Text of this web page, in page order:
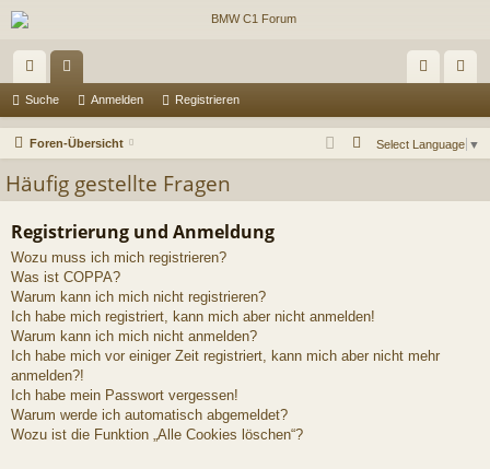
ch
ne
ug
riff
en m
de
ist
re
Suche Anmelden Registrieren
Foren-Übersicht Select Language ▼
Häufig gestellte Fragen
Registrierung und Anmeldung
Wozu muss ich mich registrieren?
Was ist COPPA?
Warum kann ich mich nicht registrieren?
Ich habe mich registriert, kann mich aber nicht anmelden!
Warum kann ich mich nicht anmelden?
Ich habe mich vor einiger Zeit registriert, kann mich aber nicht mehr
anmelden?!
Ich habe mein Passwort vergessen!
Warum werde ich automatisch abgemeldet?
Wozu ist die Funktion „Alle Cookies löschen“?